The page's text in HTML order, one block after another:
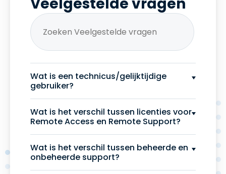
Wat is een technicus/gelijktijdige
gebruiker?
Wat is het verschil tussen licenties voor
Remote Access en Remote Support?
Wat is het verschil tussen beheerde en
onbeheerde support?